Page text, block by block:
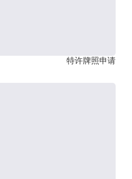
特许牌照申请